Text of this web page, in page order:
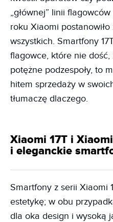
„głównej” linii
roku Xiaomi
wszystkich. Smartfony
flagowce, które nie
potężne podzespoły, to
hitem sprzedaży w
tłumaczę dlaczego.
Xiaomi 17T i
i eleganckie
Smartfony z serii Xiaomi
estetykę; w obu
dla oka design i wysoką